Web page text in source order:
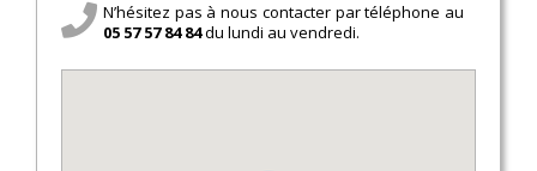
N’hésitez pas à nous contacter par téléphone au
05 57 57 84 84du lundi au vendredi.